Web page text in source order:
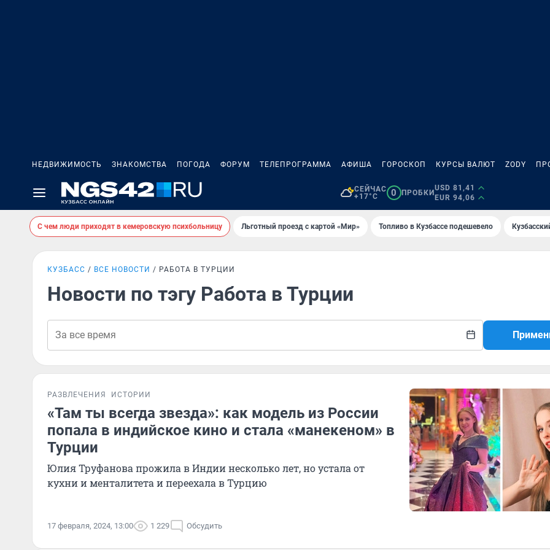
НЕДВИЖИМОСТЬ ЗНАКОМСТВА ПОГОДА ФОРУМ ТЕЛЕПРОГРАММА АФИША ГОРОСКОП КУРСЫ ВАЛЮТ ZODY
СЕЙЧАС
+17°C
0 ПРОБКИ
USD 81,41
EUR 94,06
С чем люди приходят в кемеровскую психбольницу Льготный проезд с картой «Мир» Топливо в Кузбассе подешевело
КУЗБАСС ВСЕ НОВОСТИ РАБОТА В ТУРЦИИ
Новости по тэгу Работа в Турции
РАЗВЛЕЧЕНИЯ ИСТОРИИ
«Там ты всегда звезда»: как модель из России
попала в индийское кино и стала «манекеном» в
Турции
Юлия Труфанова прожила в Индии несколько лет, но устала от
кухни и менталитета и переехала в Турцию
17 февраля, 2024, 13:00 1 229 Обсудить